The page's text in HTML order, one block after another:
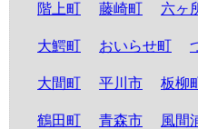
階上町 藤崎町 六ヶ
大鰐町 おいらせ町
大間町 平川市 板柳
鶴田町 青森市 風間